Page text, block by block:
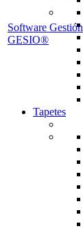
Tapetes
Software Gestión
GESIO®